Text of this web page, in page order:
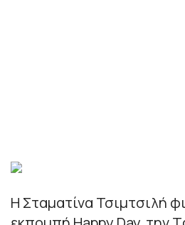
Η Σταματίνα Τσιμτσιλή